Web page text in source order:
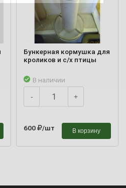
Бункерная кормушка для
кроликов и с/х птицы
В наличии
- +
600 /шт В корзину